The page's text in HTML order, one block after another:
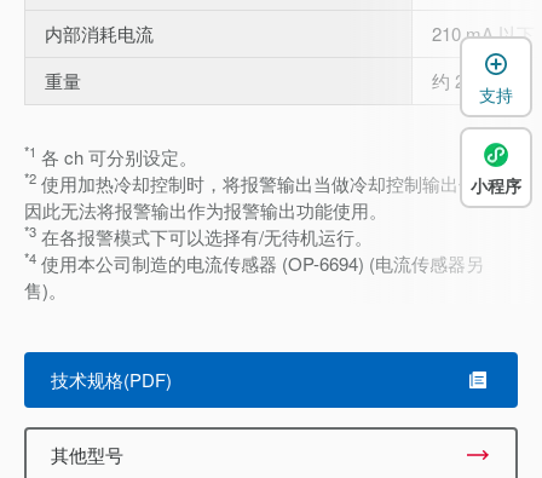
内部消耗电流
210 mA 以下
重量
约 270 g
*1 各 ch 可分别设定。
*2 使用加热冷却控制时，将报警输出当做冷却控制输出使用，
因此无法将报警输出作为报警输出功能使用。
*3 在各报警模式下可以选择有/无待机运行。
*4 使用本公司制造的电流传感器 (OP-6694) (电流传感器另
售)。
技术规格(PDF)
其他型号
支持
小程序